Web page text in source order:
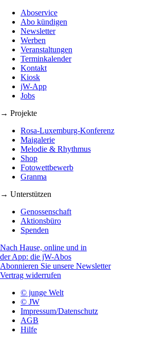
Aboservice
Abo kündigen
Newsletter
Werben
Veranstaltungen
Terminkalender
Kontakt
Kiosk
jW-App
Jobs
→ Projekte
Rosa-Luxemburg-Konferenz
Maigalerie
Melodie & Rhythmus
Shop
Fotowettbewerb
Granma
→ Unterstützen
Genossenschaft
Aktionsbüro
Spenden
Nach Hause, online und in
der App: die jW-Abos
Abonnieren Sie unsere Newsletter
Vertrag widerrufen
© junge Welt
© JW
Impressum/Datenschutz
AGB
Hilfe